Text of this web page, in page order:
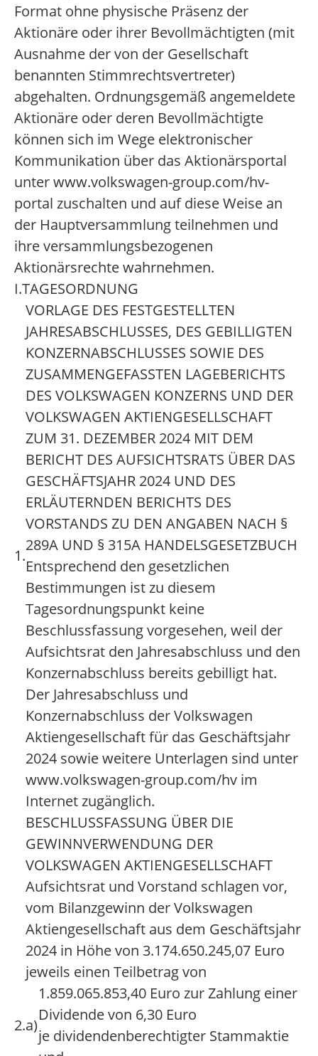
Format ohne physische Präsenz der
Aktionäre oder ihrer Bevollmächtigten (mit
Ausnahme der von der Gesellschaft
benannten Stimmrechtsvertreter)
abgehalten. Ordnungsgemäß angemeldete
Aktionäre oder deren Bevollmächtigte
können sich im Wege elektronischer
Kommunikation über das Aktionärsportal
unter www.volkswagen-group.com/hv-
portal zuschalten und auf diese Weise an
der Hauptversammlung teilnehmen und
ihre versammlungsbezogenen
Aktionärsrechte wahrnehmen.
I.TAGESORDNUNG
1.
VORLAGE DES FESTGESTELLTEN
JAHRESABSCHLUSSES, DES GEBILLIGTEN
KONZERNABSCHLUSSES SOWIE DES
ZUSAMMENGEFASSTEN LAGEBERICHTS
DES VOLKSWAGEN KONZERNS UND DER
VOLKSWAGEN AKTIENGESELLSCHAFT
ZUM 31. DEZEMBER 2024 MIT DEM
BERICHT DES AUFSICHTSRATS ÜBER DAS
GESCHÄFTSJAHR 2024 UND DES
ERLÄUTERNDEN BERICHTS DES
VORSTANDS ZU DEN ANGABEN NACH §
289A UND § 315A HANDELSGESETZBUCH
Entsprechend den gesetzlichen
Bestimmungen ist zu diesem
Tagesordnungspunkt keine
Beschlussfassung vorgesehen, weil der
Aufsichtsrat den Jahresabschluss und den
Konzernabschluss bereits gebilligt hat.
Der Jahresabschluss und
Konzernabschluss der Volkswagen
Aktiengesellschaft für das Geschäftsjahr
2024 sowie weitere Unterlagen sind unter
www.volkswagen-group.com/hv im
Internet zugänglich.
2.
BESCHLUSSFASSUNG ÜBER DIE
GEWINNVERWENDUNG DER
VOLKSWAGEN AKTIENGESELLSCHAFT
Aufsichtsrat und Vorstand schlagen vor,
vom Bilanzgewinn der Volkswagen
Aktiengesellschaft aus dem Geschäftsjahr
2024 in Höhe von 3.174.650.245,07 Euro
jeweils einen Teilbetrag von
a)
1.859.065.853,40 Euro zur Zahlung einer
Dividende von 6,30 Euro
je dividendenberechtigter Stammaktie